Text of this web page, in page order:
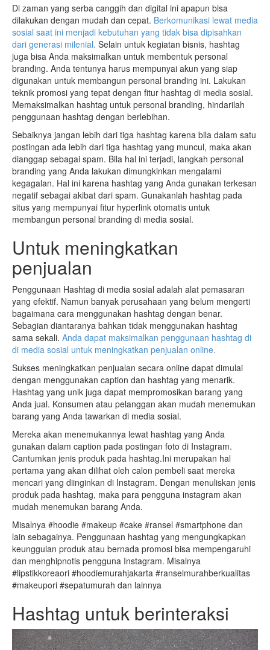
Di zaman yang serba canggih dan digital ini apapun bisa
dilakukan dengan mudah dan cepat. Berkomunikasi lewat media
sosial saat ini menjadi kebutuhan yang tidak bisa dipisahkan
dari generasi milenial. Selain untuk kegiatan bisnis, hashtag
juga bisa Anda maksimalkan untuk membentuk personal
branding. Anda tentunya harus mempunyai akun yang siap
digunakan untuk membangun personal branding ini. Lakukan
teknik promosi yang tepat dengan fitur hashtag di media sosial.
Memaksimalkan hashtag untuk personal branding, hindarilah
penggunaan hashtag dengan berlebihan.
Sebaiknya jangan lebih dari tiga hashtag karena bila dalam satu
postingan ada lebih dari tiga hashtag yang muncul, maka akan
dianggap sebagai spam. Bila hal ini terjadi, langkah personal
branding yang Anda lakukan dimungkinkan mengalami
kegagalan. Hal ini karena hashtag yang Anda gunakan terkesan
negatif sebagai akibat dari spam. Gunakanlah hashtag pada
situs yang mempunyai fitur hyperlink otomatis untuk
membangun personal branding di media sosial.
Untuk meningkatkan
penjualan
Penggunaan Hashtag di media sosial adalah alat pemasaran
yang efektif. Namun banyak perusahaan yang belum mengerti
bagaimana cara menggunakan hashtag dengan benar.
Sebagian diantaranya bahkan tidak menggunakan hashtag
sama sekali. Anda dapat maksimalkan penggunaan hashtag di
di media sosial untuk meningkatkan penjualan online.
Sukses meningkatkan penjualan secara online dapat dimulai
dengan menggunakan caption dan hashtag yang menarik.
Hashtag yang unik juga dapat mempromosikan barang yang
Anda jual. Konsumen atau pelanggan akan mudah menemukan
barang yang Anda tawarkan di media sosial.
Mereka akan menemukannya lewat hashtag yang Anda
gunakan dalam caption pada postingan foto di Instagram.
Cantumkan jenis produk pada hashtag.Ini merupakan hal
pertama yang akan dilihat oleh calon pembeli saat mereka
mencari yang diinginkan di Instagram. Dengan menuliskan jenis
produk pada hashtag, maka para pengguna instagram akan
mudah menemukan barang Anda.
Misalnya #hoodie #makeup #cake #ransel #smartphone dan
lain sebagainya. Penggunaan hashtag yang mengungkapkan
keunggulan produk atau bernada promosi bisa mempengaruhi
dan menghipnotis pengguna Instagram. Misalnya
#lipstikkoreaori #hoodiemurahjakarta #ranselmurahberkualitas
#makeupori #sepatumurah dan lainnya
Hashtag untuk berinteraksi